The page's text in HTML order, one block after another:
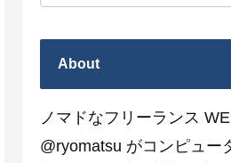
About
ノマドなフリーランス
@ryomatsu がコンピュー